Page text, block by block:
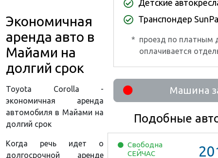
Детские
Транспондер
* проезд по платным
оплачивается
Машина
Подобные
Свободна
СЕЙЧАС
Экономичная
аренда авто в
Майами на
долгий срок
Toyota Corolla -
экономичная аренда
автомобиля в Майами на
долгий срок
Когда речь идет о
долгосрочной аренде